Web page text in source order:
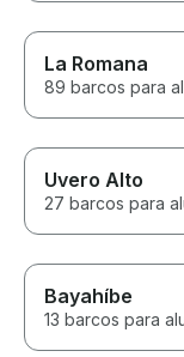
La Romana
89 barcos para
Uvero Alto
27 barcos para
Bayahíbe
13 barcos para